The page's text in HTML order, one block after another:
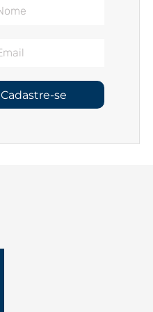
Cadastre-se